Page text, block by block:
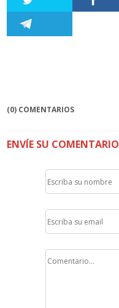
(0) COMENTARIOS
ENVÍE SU COMENTARIO